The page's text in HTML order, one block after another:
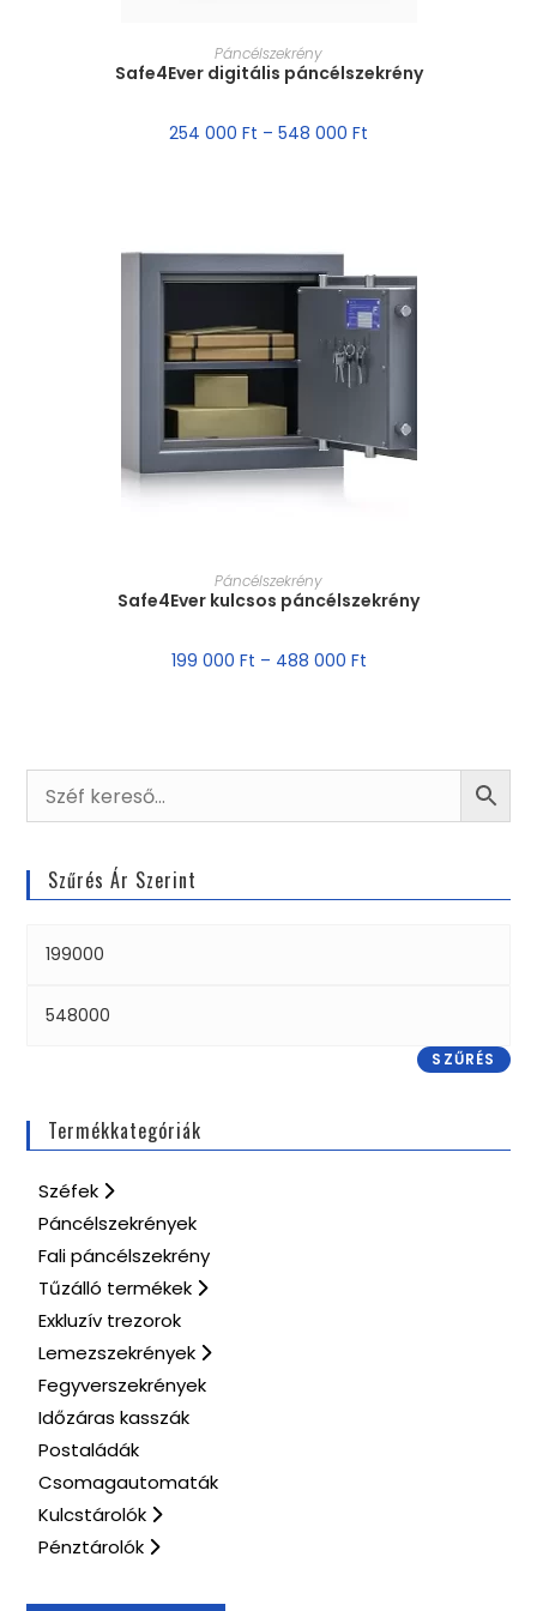
MÉRET VÁLASZTÁSA
Páncélszekrény
Safe4Ever digitális páncélszekrény
254 000 Ft – 548 000 Ft
MÉRET VÁLASZTÁSA
Páncélszekrény
Safe4Ever kulcsos páncélszekrény
199 000 Ft – 488 000 Ft
Szűrés Ár Szerint
SZŰRÉS
Termékkategóriák
Széfek
Páncélszekrények
Fali páncélszekrény
Tűzálló termékek
Exkluzív trezorok
Lemezszekrények
Fegyverszekrények
Időzáras kasszák
Postaládák
Csomagautomaták
Kulcstárolók
Pénztárolók